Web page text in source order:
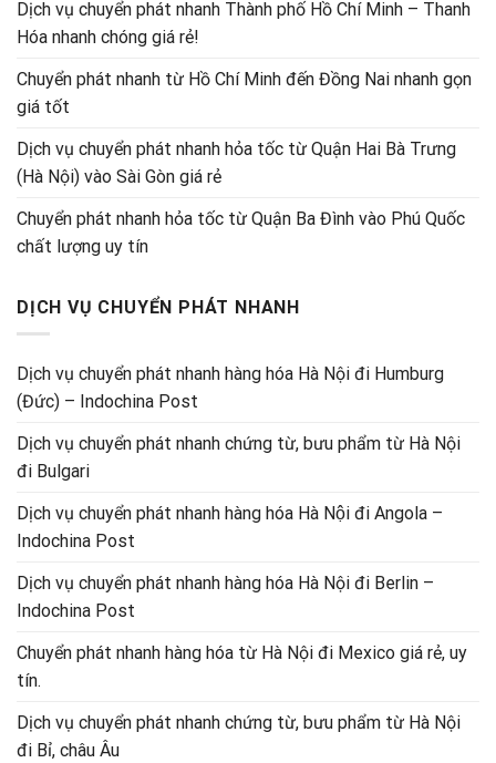
Dịch vụ chuyển phát nhanh Thành phố Hồ Chí Minh – Thanh
Hóa nhanh chóng giá rẻ!
Chuyển phát nhanh từ Hồ Chí Minh đến Đồng Nai nhanh gọn
giá tốt
Dịch vụ chuyển phát nhanh hỏa tốc từ Quận Hai Bà Trưng
(Hà Nội) vào Sài Gòn giá rẻ
Chuyển phát nhanh hỏa tốc từ Quận Ba Đình vào Phú Quốc
chất lượng uy tín
DỊCH VỤ CHUYỂN PHÁT NHANH
Dịch vụ chuyển phát nhanh hàng hóa Hà Nội đi Humburg
(Đức) – Indochina Post
Dịch vụ chuyển phát nhanh chứng từ, bưu phẩm từ Hà Nội
đi Bulgari
Dịch vụ chuyển phát nhanh hàng hóa Hà Nội đi Angola –
Indochina Post
Dịch vụ chuyển phát nhanh hàng hóa Hà Nội đi Berlin –
Indochina Post
Chuyển phát nhanh hàng hóa từ Hà Nội đi Mexico giá rẻ, uy
tín.
Dịch vụ chuyển phát nhanh chứng từ, bưu phẩm từ Hà Nội
đi Bỉ, châu Âu